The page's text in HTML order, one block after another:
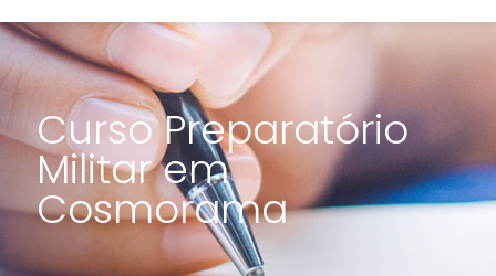
Curso Preparatório
Militar em
Cosmorama